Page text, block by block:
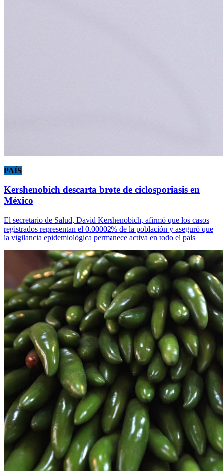
PAÍS
Kershenobich descarta brote de ciclosporiasis en
México
El secretario de Salud, David Kershenobich, afirmó que los casos
registrados representan el 0.00002% de la población y aseguró que
la vigilancia epidemiológica permanece activa en todo el país